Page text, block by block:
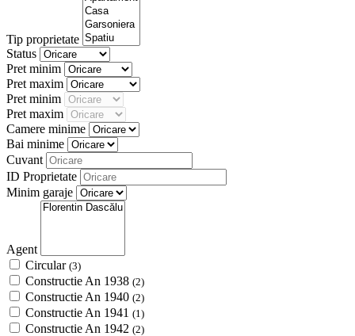
Tip proprietate
Status
Pret minim
Pret maxim
Pret minim
Pret maxim
Camere minime
Bai minime
Cuvant
ID Proprietate
Minim garaje
Agent
Circular (3)
Constructie An 1938 (2)
Constructie An 1940 (2)
Constructie An 1941 (1)
Constructie An 1942 (2)